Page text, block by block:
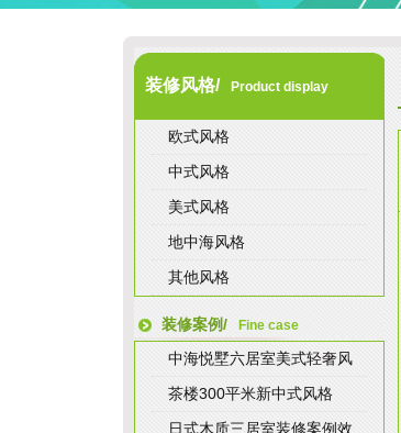
装修风格/ Product display
欧式风格
中式风格
美式风格
地中海风格
其他风格
装修案例/ Fine case
中海悦墅六居室美式轻奢风
茶楼300平米新中式风格
日式木质三居室装修案例效